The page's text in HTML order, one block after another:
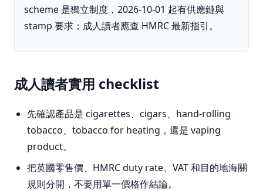
scheme 是獨立制度，2026-10-01 起有供應鏈與
stamp 要求；成人讀者應查 HMRC 最新指引。
成人讀者實用 checklist
先確認產品是 cigarettes、cigars、hand-rolling
tobacco、tobacco for heating，還是 vaping
product。
把英國零售價、HMRC duty rate、VAT 和目的地海關
規則分開，不要用單一價格作結論。